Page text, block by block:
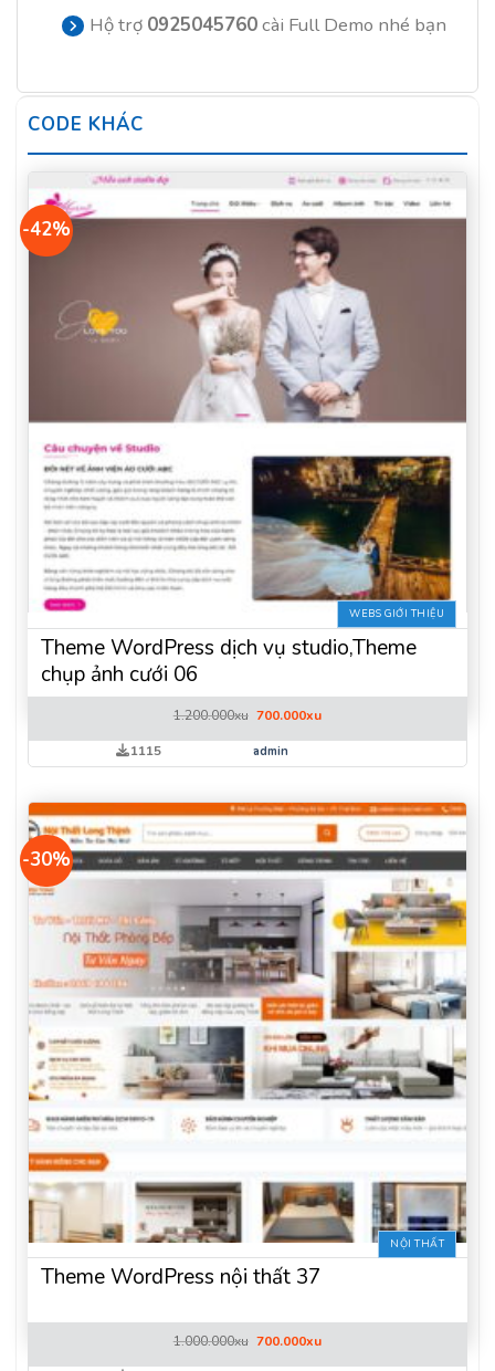
Hộ trợ 0925045760cài Full Demo nhé bạn
CODE KHÁC
-42%
WEBS GIỚI THIỆU
Theme WordPress dịch vụ studio,Theme
chụp ảnh cưới 06
1.200.000xu Giá
là:
1.200.000xu.
700.000xuGiá
tại
1115 admin
-30%
NỘI THẤT
Theme WordPress nội thất 37
1.000.000xu Giá
700.000xuGiá